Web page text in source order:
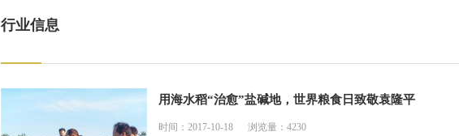
行业信息
用海水稻“治愈”盐碱地，世界粮食日致敬袁隆平
时间：2017-10-18 浏览量：4230